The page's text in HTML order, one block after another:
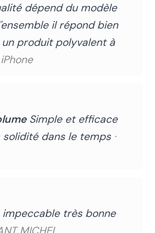
dépend du modèle
il répond bien
produit polyvalent à
Simple et efficace
solidité dans le temps ·
impeccable très bonne